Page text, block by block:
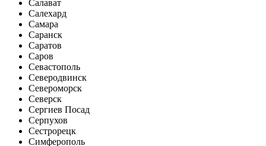
Салават
Салехард
Самара
Саранск
Саратов
Саров
Севастополь
Северодвинск
Североморск
Северск
Сергиев Посад
Серпухов
Сестрорецк
Симферополь